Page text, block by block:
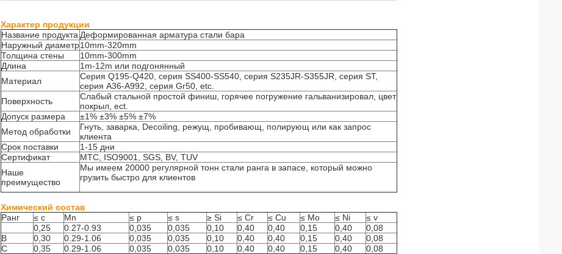
Характер продукции
Название продукта Деформированная арматура стали бара
Наружный диаметр10mm-320mm
Толщина стены
10mm-300mm
Длина
1m-12m или подгонянный
Материал
Серия Q195-Q420, серия SS400-SS540, серия S235JR-S355JR, серия ST,
серия A36-A992, серия Gr50, etc.
Поверхность
Слабый стальной простой финиш, горячее погружение гальванизировал, цвет
покрыл, ect.
Допуск размера
±1% ±3% ±5% ±7%
Метод обработки
Гнуть, заварка, Decoiling, режущ, пробивающ, полирующ или как запрос
клиента
Срок поставки
1-15 дни
Сертификат
MTC, ISO9001, SGS, BV, TUV
Наше
преимущество
Мы имеем 20000 регулярной тонн стали ранга в запасе, который можно
грузить быстро для клиентов
Химический состав
Ранг
≤ c Mn ≤ p ≤ s ≥ Si ≤ Cr ≤ Cu ≤ Mo ≤ Ni ≤ v
0,25
0.27-0.93 0,035 0,035 0,10 0,40 0,40 0,15 0,40
0,08
B
0,30 0.29-1.06 0,035 0,035 0,10 0,40 0,40 0,15 0,40
0,08
C
0,35 0.29-1.06 0,035 0,035 0,10 0,40 0,40 0,15 0,40 0,08